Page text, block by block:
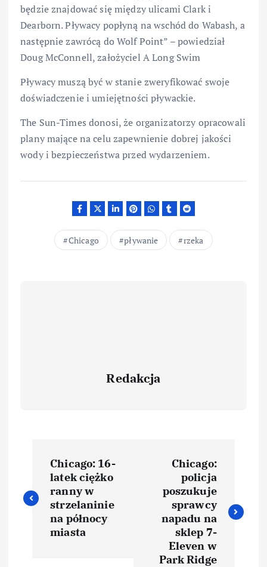
będzie znajdować się między ulicami Clark i
Dearborn. Pływacy popłyną na wschód do Wabash, a
następnie zawrócą do Wolf Point” – powiedział
Doug McConnell, założyciel A Long Swim
Pływacy muszą być w stanie zweryfikować swoje
doświadczenie i umiejętności pływackie.
The Sun-Times donosi, że organizatorzy opracowali
plany mające na celu zapewnienie dobrej jakości
wody i bezpieczeństwa przed wydarzeniem.
Chicago pływanie rzeka
Redakcja
Chicago: 16-
latek ciężko
ranny w
strzelaninie
na północy
miasta
Chicago:
policja
poszukuje
sprawcy
napadu na
sklep 7-
Eleven w
Park Ridge